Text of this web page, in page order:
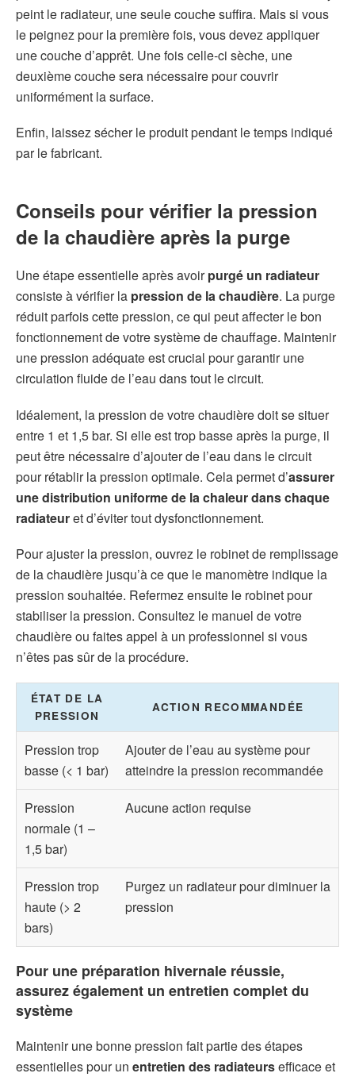
peint le radiateur, une seule couche suffira. Mais si vous
le peignez pour la première fois, vous devez appliquer
une couche d’apprêt. Une fois celle-ci sèche, une
deuxième couche sera nécessaire pour couvrir
uniformément la surface.
Enfin, laissez sécher le produit pendant le temps indiqué
par le fabricant.
Conseils pour vérifier la pression
de la chaudière après la purge
Une étape essentielle après avoirpurgé un radiateur
consiste à vérifier la pression de la chaudière. La purge
réduit parfois cette pression, ce qui peut affecter le bon
fonctionnement de votre système de chauffage. Maintenir
une pression adéquate est crucial pour garantir une
circulation fluide de l’eau dans tout le circuit.
Idéalement, la pression de votre chaudière doit se situer
entre 1 et 1,5 bar. Si elle est trop basse après la purge, il
peut être nécessaire d’ajouter de l’eau dans le circuit
pour rétablir la pression optimale. Cela permet d’assurer
une distribution uniforme de la chaleur dans chaque
radiateuret d’éviter tout dysfonctionnement.
Pour ajuster la pression, ouvrez le robinet de remplissage
de la chaudière jusqu’à ce que le manomètre indique la
pression souhaitée. Refermez ensuite le robinet pour
stabiliser la pression. Consultez le manuel de votre
chaudière ou faites appel à un professionnel si vous
n’êtes pas sûr de la procédure.
ÉTAT DE LA
PRESSION
ACTION RECOMMANDÉE
Pression trop
basse (< 1 bar)
Ajouter de l’eau au système pour
atteindre la pression recommandée
Pression
normale (1 –
1,5 bar)
Aucune action requise
Pression trop
haute (> 2
bars)
Purgez un radiateur pour diminuer la
pression
Pour une préparation hivernale réussie,
assurez également un entretien complet du
système
Maintenir une bonne pression fait partie des étapes
essentielles pour un entretien des radiateursefficace et